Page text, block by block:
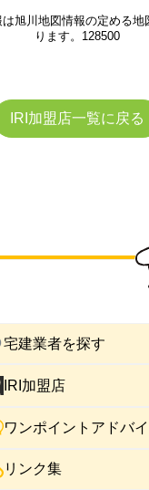
旭川地図情報の定める地
ります。128500
IRI加盟店一覧に戻る
宅建業者を探す
IRI加盟店
ワンポイントアドバ
リンク集